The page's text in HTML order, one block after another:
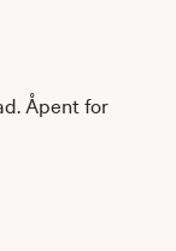
Åpent for